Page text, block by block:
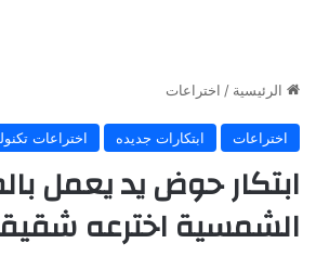
الرئيسية / اختراعات
اختراعات ابتكارات جديده اختراعات
ابتكار حوض يد يعمل
الشمسية اخترعه